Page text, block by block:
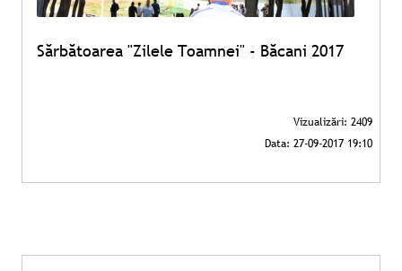
Sărbătoarea "Zilele Toamnei" - Băcani 2017